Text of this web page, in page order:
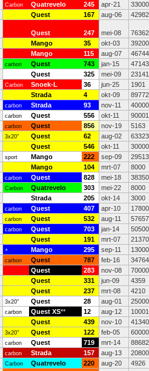
Carbon Quatrevelo 245 apr-21 33000
Quest 167 aug-06 42982
Quest 247 mei-08 76362
Mango 35 okt-03 39200
Mango 115 aug-07 46744
carbon Quest 743 jan-15 47143
Quest 325 mei-09 23141
Carbon Snoek-L 36 jun-25 1901
Strada 4 okt-09 89772
carbon Strada 93 nov-11 40000
carbon Quest 556 okt-11 90001
carbon Quest 856 nov-19 5163
3x20" Quest 62 aug-02 63323
Quest 546 okt-11 30000
sport Mango 222 sep-09 29513
Mango 104 mrt-07 8000
carbon Quest 828 mei-18 38350
Carbon Quatrevelo 303 mei-22 8000
Strada 205 okt-14 3000
carbon Quest 407 apr-10 17800
carbon Quest 532 aug-11 57657
carbon Quest 703 jan-14 50500
Quest 191 mrt-07 21370
+ Mango 295 sep-11 13000
carbon Quest 787 feb-16 34764
Quest 283 nov-08 70000
Quest 331 jun-09 4359
Quest 237 mrt-08 4210
3x20" Quest 28 aug-01 25000
carbon Quest XS** 12 aug-12
Quest 439 nov-10 41340
3x20" Quest 122 feb-05 60000
carbon Quest 719 mrt-14 88682
carbon Strada 157 aug-13 20800
Carbon Quatrevelo 220 aug-20 4926